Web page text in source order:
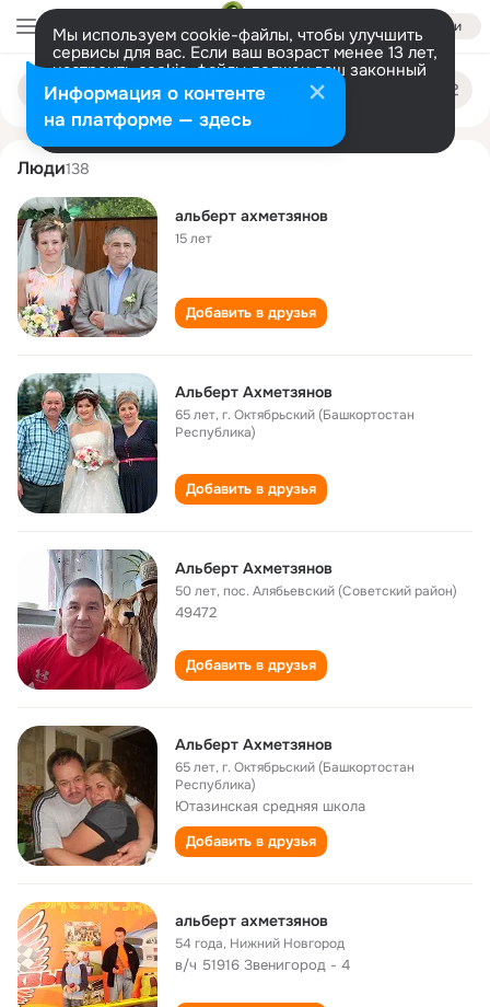
Войти
Мы используем cookie-файлы, чтобы улучшить
сервисы для вас. Если ваш возраст менее 13 лет,
настроить cookie-файлы должен ваш законный
представитель. Больше информации
Разрешить все Настроить
Поиск
людям
albert akhmetzyanov
Люди138
альберт ахметзянов
15 лет
Добавить в друзья
Альберт Ахметзянов
65 лет,г. Октябрьский (Башкортостан
Республика)
Добавить в друзья
Альберт Ахметзянов
50 лет,пос. Алябьевский (Советский район)
49472
Добавить в друзья
Альберт Ахметзянов
65 лет,г. Октябрьский (Башкортостан
Республика)
Ютазинская cредняя школа
Добавить в друзья
альберт ахметзянов
54 года, Нижний Новгород
в/ч 51916 Звенигород - 4
Информация о контенте
на платформе — здесь